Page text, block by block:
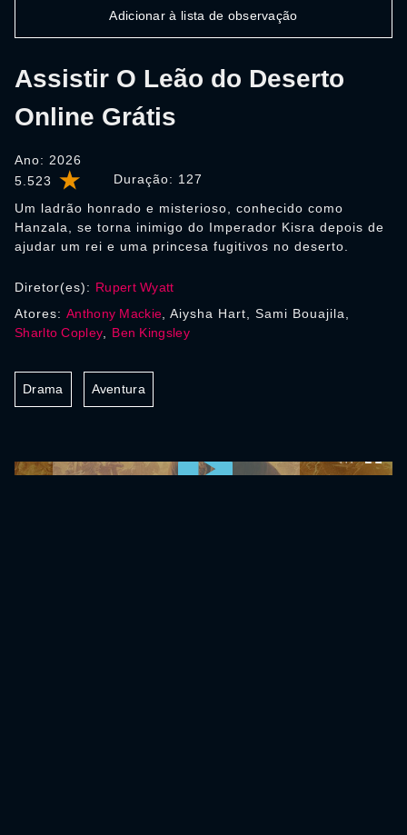
5.523 Duração: 127
Assistir O Leão do Deserto
Online Grátis
Ano: 2026
Um ladrão honrado e misterioso, conhecido como
Hanzala, se torna inimigo do Imperador Kisra depois de
ajudar um rei e uma princesa fugitivos no deserto.
Adicionar à lista de observação
Diretor(es): Rupert Wyatt
Atores: Anthony Mackie , Aiysha Hart, Sami Bouajila,
Sharlto Copley
Ben Kingsley
Drama Aventura